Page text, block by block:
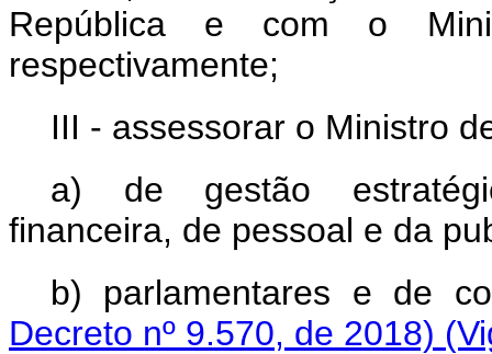
República e com o
respectivamente;
III - assessorar o Ministro
a) de gestão
financeira, de pessoal e da
b) parlamentares e de
Decreto nº 9.570, de 2018)